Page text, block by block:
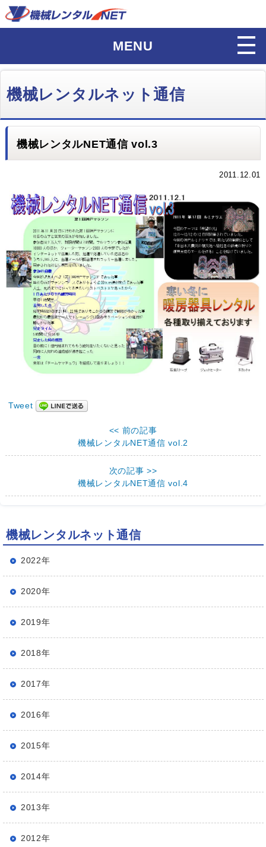
MENU
機械レンタルネット通信
機械レンタルNET通信 vol.3
2011.12.01
Tweet
<< 前の記事
機械レンタルNET通信 vol.2
次の記事 >>
機械レンタルNET通信 vol.4
機械レンタルネット通信
2022年
2020年
2019年
2018年
2017年
2016年
2015年
2014年
2013年
2012年